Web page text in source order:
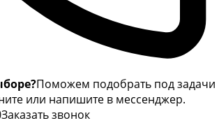
Поможем подобрать под задачи
или напишите в мессенджер.
Заказать звонок